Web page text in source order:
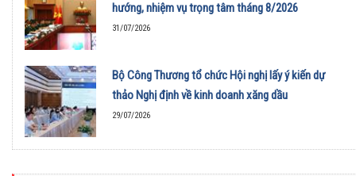
hướng, nhiệm vụ trọng tâm tháng 8/2026
31/07/2026
Bộ Công Thương tổ chức Hội nghị lấy ý kiến dự
thảo Nghị định về kinh doanh xăng dầu
29/07/2026